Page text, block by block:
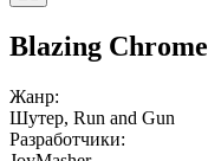
Blazing Chrome
Жанр:
Шутер, Run and Gun
Разработчики: